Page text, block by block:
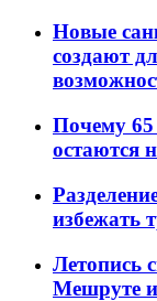
Новые
создают
Почему 65
остаются
избежать
Летопись
Мешруте и